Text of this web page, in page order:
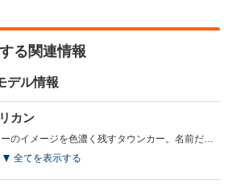
電も乗ってしまうのでその面では良いと思いま
、故障を考えると遠出は怖いですね。
る関連情報
デル情報
カン
全てを表示する